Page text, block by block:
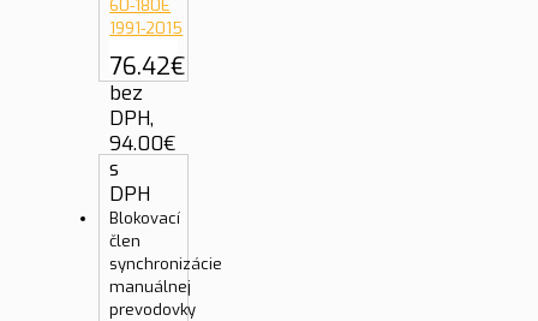
76.42€
bez
DPH,
94.00€
s
DPH
Blokovací
člen
synchronizácie
manuálnej
prevodovky